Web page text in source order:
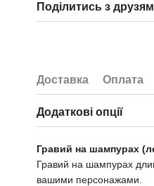
Поділитись з
Доставка Оплата
Додаткові опції
Гравий на шампурах
Гравий на шампурах
вашими персонажами.